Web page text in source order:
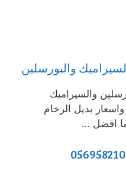
والبورسلين
والسيراميك
بديل الرخام
افضل …